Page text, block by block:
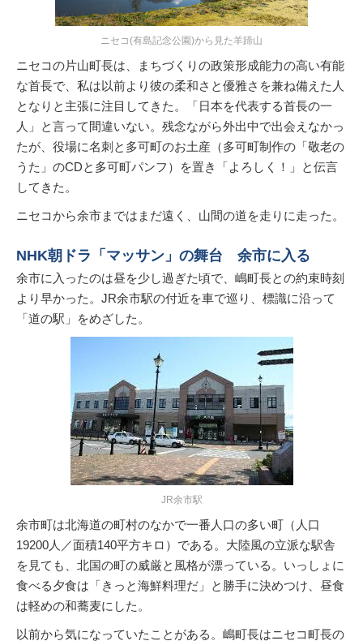
ニセコ(有島記念公園)から見た羊蹄山
ニセコの片山町長は、まちづくりの政策形成能力の高い有能
な首長で、私は以前より彼の柔和さと優雅さを兼ね備えた人
となりと主張に注目してきた。「日本を代表する首長の一
人」と言って間違いない。残念ながら外出中で出会えなかっ
たが、役場に名刺と多可町のお土産（多可町制作の「敬老の
うた」のCDと多可町パンフ）を置き「よろしく！」と伝言
してきた。
ニセコから余市まではまだ遠く、山間の道を走りに走った。
NHK朝ドラ「マッサン」の舞台 余市に入る
余市に入ったのは昼を少し過ぎた頃で、嶋町長との約束時刻
より早かった。JR余市駅の付近を車で巡り、標識に沿って
「道の駅」をめざした。
JR余市駅
余市町は北海道の町村のなかで一番人口の多い町（人口
19200人／面積140平方キロ）である。大陸風の立派な駅舎
を見ても、北国の町の威厳と風格が漂っている。いっしょに
食べる夕食は「きっと海鮮料理だ」と勝手に決めつけ、昼食
は軽めの和蕎麦にした。
以前から気になっていたことがある。嶋町長はニセコ町長の